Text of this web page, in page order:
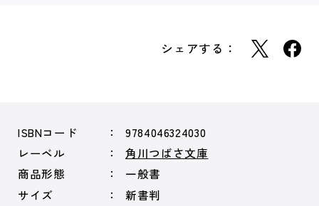
シェアする：
ISBNコード
9784046324030
レーベル
角川つばさ文庫
商品形態
一般書
サイズ
新書判